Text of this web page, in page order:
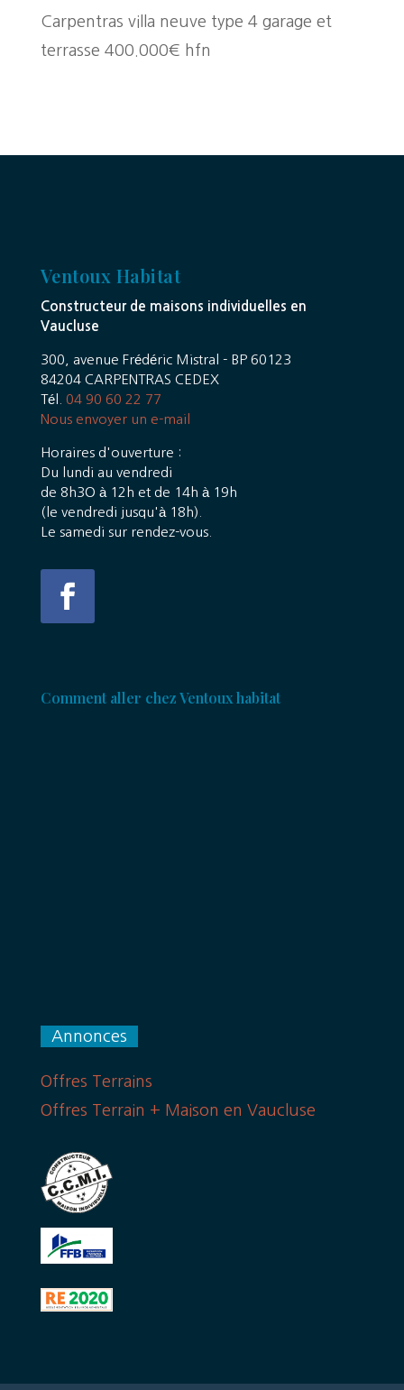
Carpentras villa neuve type 4 garage et
terrasse 400.000€ hfn
Ventoux Habitat
Constructeur de maisons individuelles en
Vaucluse
300, avenue Frédéric Mistral - BP 60123
84204 CARPENTRAS CEDEX
Tél. 04 90 60 22 77
Nous envoyer un e-mail
Horaires d'ouverture :
Du lundi au vendredi
de 8h3O à 12h et de 14h à 19h
(le vendredi jusqu'à 18h).
Le samedi sur rendez-vous.
Comment aller chez Ventoux habitat
Annonces
Offres Terrains
Offres Terrain + Maison en Vaucluse